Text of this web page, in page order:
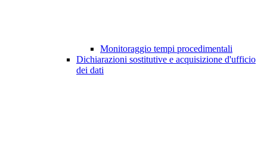
Monitoraggio tempi procedimentali
Dichiarazioni sostitutive e acquisizione d'ufficio
dei dati